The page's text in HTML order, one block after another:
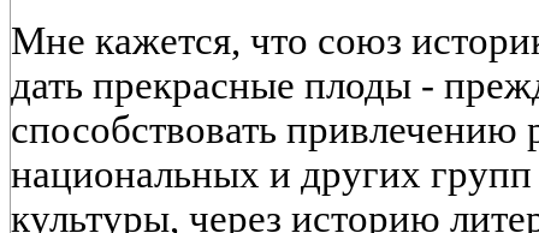
Мне кажется, что союз
дать прекрасные плоды -
способствовать
национальных и других
культуры, через историю